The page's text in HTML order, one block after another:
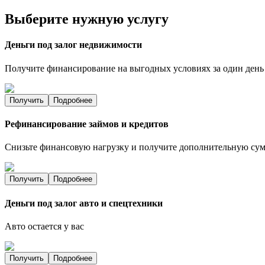
Выберите нужную услугу
Деньги под залог недвижимости
Получите финансирование на выгодных условиях за один день
Получить Подробнее
Рефинансирование займов и кредитов
Снизьте финансовую нагрузку и получите дополнительную
Получить Подробнее
Деньги под залог авто и спецтехники
Авто остается у вас
Получить Подробнее